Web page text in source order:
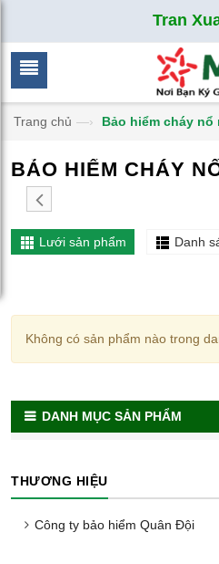
Tran
Trang chủ —› Bảo hiểm cháy
BẢO HIỂM CHÁY
Lưới sản phẩm Danh
Không có sản phẩm nào trong
DANH MỤC SẢN PHẨM
THƯƠNG HIỆU
Công ty bảo hiểm Quân Đội